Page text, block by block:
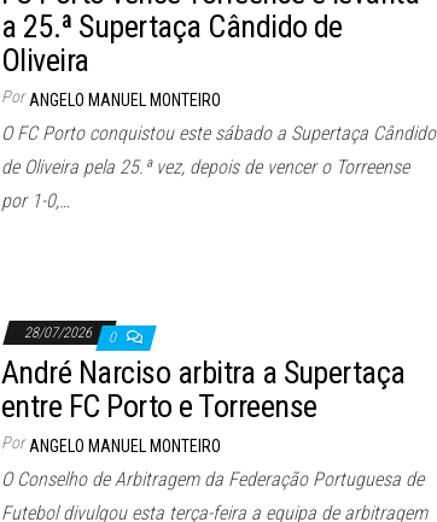
a 25.ª Supertaça Cândido de
Oliveira
Por ANGELO MANUEL MONTEIRO
O FC Porto conquistou este sábado a Supertaça Cândido
de Oliveira pela 25.ª vez, depois de vencer o Torreense
por 1-0,…
28/07/2026 0
André Narciso arbitra a Supertaça
entre FC Porto e Torreense
Por ANGELO MANUEL MONTEIRO
O Conselho de Arbitragem da Federação Portuguesa de
Futebol divulgou esta terça-feira a equipa de arbitragem